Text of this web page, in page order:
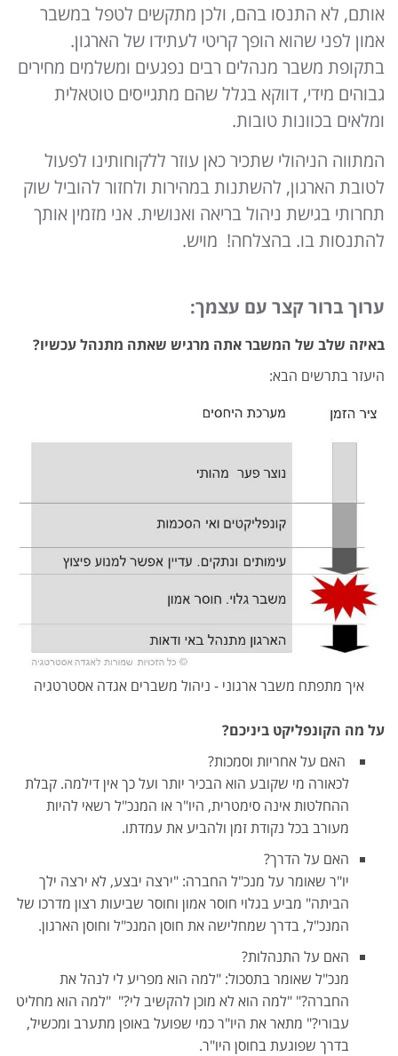
אותם, לא התנסו בהם, ולכן מתקשים לטפל במשבר
אמון לפני שהוא הופך קריטי לעתידו של הארגון.
בתקופת משבר מנהלים רבים נפגעים ומשלמים מחירים
גבוהים מידי, דווקא בגלל שהם מתגייסים טוטאלית
ומלאים בכוונות טובות.
המתווה הניהולי שתכיר כאן עוזר ללקוחותינו לפעול
לטובת הארגון, להשתנות במהירות ולחזור להוביל שוק
תחרותי בגישת ניהול בריאה ואנושית. אני מזמין אותך
להתנסות בו. בהצלחה! מויש.
ערוך ברור קצר עם עצמך:
באיזה שלב של המשבר אתה מרגיש שאתה מתנהל עכשיו?
היעזר בתרשים הבא:
איך מתפתח משבר ארגוני - ניהול משברים אגדה אסטרטגיה
על מה הקונפליקט ביניכם?
האם על אחריות וסמכות?
לכאורה מי שקובע הוא הבכיר יותר ועל כך אין דילמה. קבלת
ההחלטות אינה סימטרית, היו"ר או המנכ"ל רשאי להיות
מעורב בכל נקודת זמן ולהביע את עמדתו.
האם על הדרך?
יו"ר שאומר על מנכ"ל החברה: "ירצה יבצע, לא ירצה ילך
הביתה" מביע בגלוי חוסר אמון וחוסר שביעות רצון מדרכו של
המנכ"ל, בדרך שמחלישה את חוסן המנכ"ל וחוסן הארגון.
האם על התנהלות?
מנכ"ל שאומר בתסכול: "למה הוא מפריע לי לנהל את
החברה?" "למה הוא לא מוכן להקשיב לי?" "למה הוא מחליט
עבורי?" מתאר את היו"ר כמי שפועל באופן מתערב ומכשיל,
בדרך שפוגעת בחוסן היו"ר.